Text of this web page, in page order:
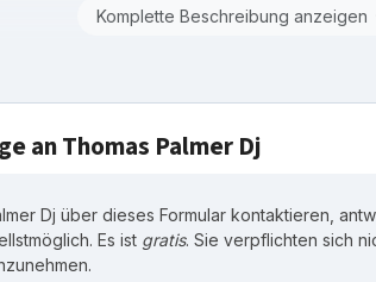
Komplette Beschreibung anzeigen
an Thomas Palmer Dj
Dj über dieses Formular kontaktieren,
Es ist gratis. Sie verpflichten sich